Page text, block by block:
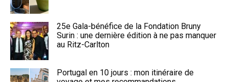
25e Gala-bénéfice de la Fondation Bruny
Surin : une dernière édition à ne pas manquer
au Ritz-Carlton
Portugal en 10 jours : mon itinéraire de